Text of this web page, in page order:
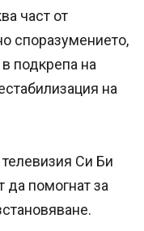
част от
споразумението,
подкрепа на
на
Си Би
да помогнат за